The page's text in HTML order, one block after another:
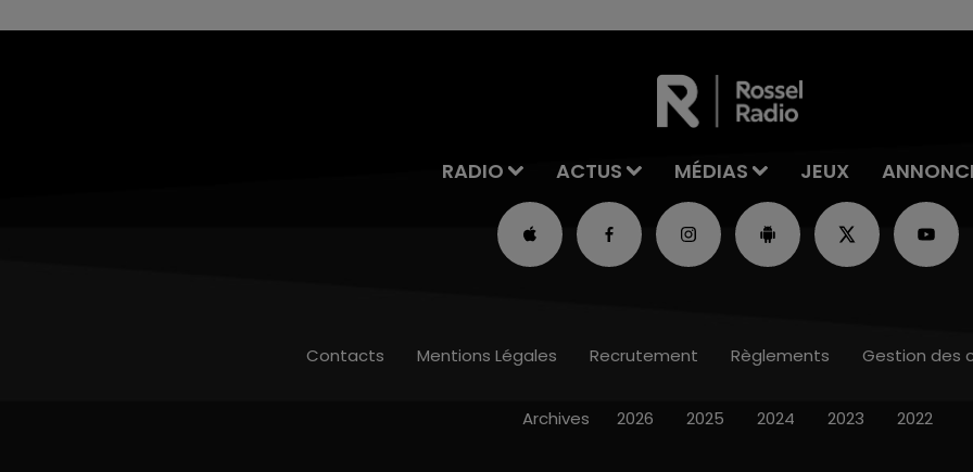
RADIO ACTUS MÉDIAS JEUX
Contacts Mentions Légales Recrutement Règlements Gestion des
Archives 2026 2025 2024 2023 2022